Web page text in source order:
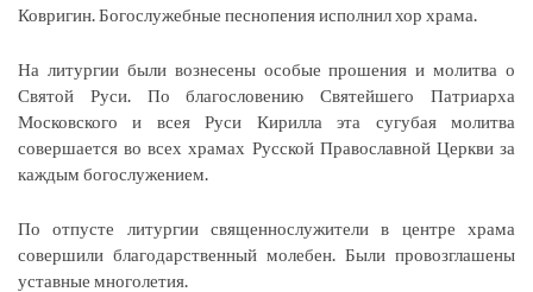
Ковригин. Богослужебные песнопения исполнил хор храма.
На литургии были вознесены особые прошения и молитва о
Святой Руси. По благословению Святейшего Патриарха
Московского и всея Руси Кирилла эта сугубая молитва
совершается во всех храмах Русской Православной Церкви за
каждым богослужением.
По отпусте литургии священнослужители в центре храма
совершили благодарственный молебен. Были провозглашены
уставные многолетия.